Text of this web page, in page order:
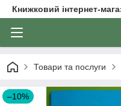
Книжковий інтернет-
Товари та послуги
–10%